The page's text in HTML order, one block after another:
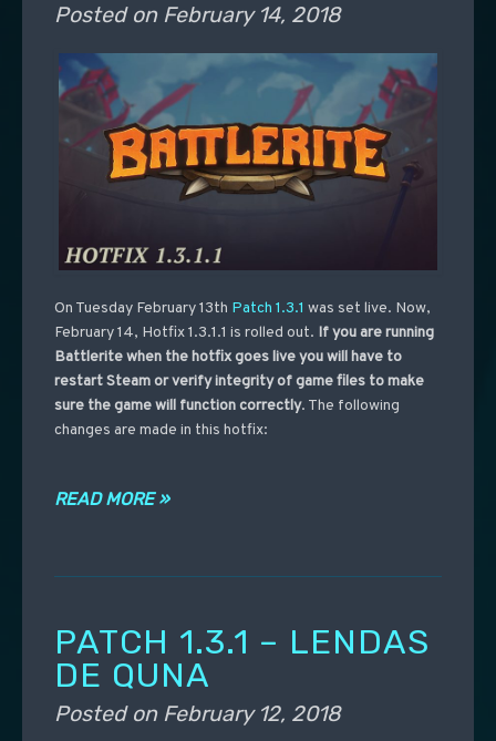
Posted on February 14, 2018
On Tuesday February 13th Patch 1.3.1 was set live. Now,
February 14, Hotfix 1.3.1.1 is rolled out. If you are running
Battlerite when the hotfix goes live you will have to
restart Steam or verify integrity of game files to make
sure the game will function correctly. The following
changes are made in this hotfix:
READ MORE »
PATCH 1.3.1 – LENDAS
DE QUNA
Posted on February 12, 2018